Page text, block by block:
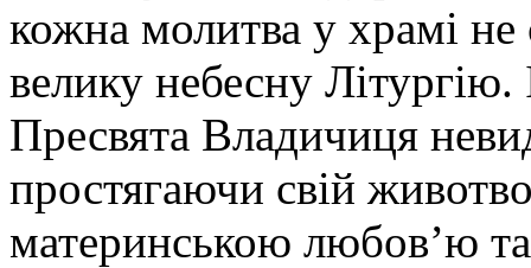
кожна молитва у храмі не
велику небесну Літургію.
Пресвята Владичиця
простягаючи свій
материнською любов’ю